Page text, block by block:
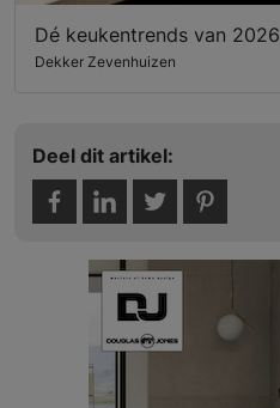
Dé keukentrends van 2026
Dekker Zevenhuizen
Deel dit artikel: